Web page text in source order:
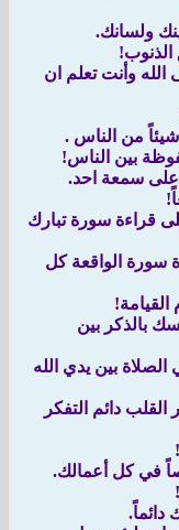
ولسانك.
الله وأنت تعلم ان
من الناس .
بين الناس!
على سمعة احد.
قراءة سورة تبارك
سورة الواقعة كل
بالذكر بين
بين يدي الله
دائم التفكر
في كل أعمالك.
دائماً.